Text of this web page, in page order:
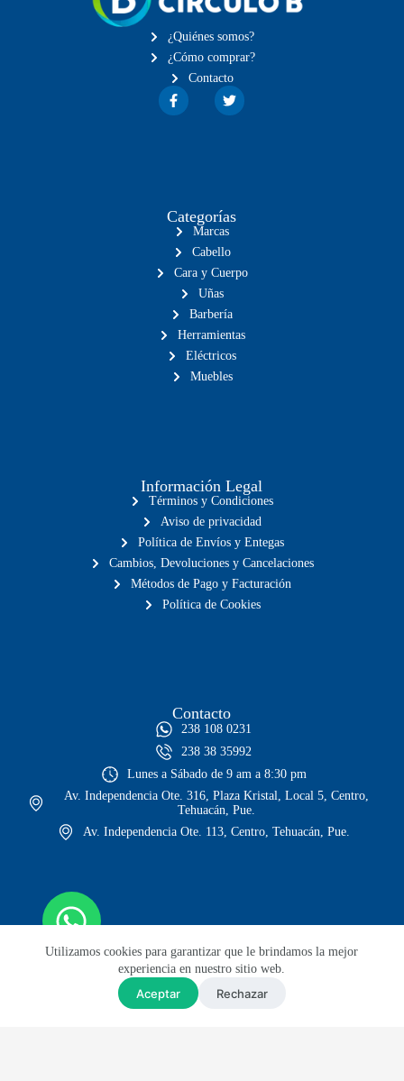
Utilizamos cookies para garantizar que le brindamos la mejor
experiencia en nuestro sitio web.
Aceptar Rechazar
¿Quiénes somos?
¿Cómo comprar?
Contacto
Categorías
Marcas
Cabello
Cara y Cuerpo
Uñas
Barbería
Herramientas
Eléctricos
Muebles
Información Legal
Términos y Condiciones
Aviso de privacidad
Política de Envíos y Entegas
Cambios, Devoluciones y Cancelaciones
Métodos de Pago y Facturación
Política de Cookies
Contacto
238 108 0231
238 38 35992
Lunes a Sábado de 9 am a 8:30 pm
Av. Independencia Ote. 316, Plaza Kristal, Local 5, Centro,
Tehuacán, Pue.
Av. Independencia Ote. 113, Centro, Tehuacán, Pue.
© Todos los derechos reservados